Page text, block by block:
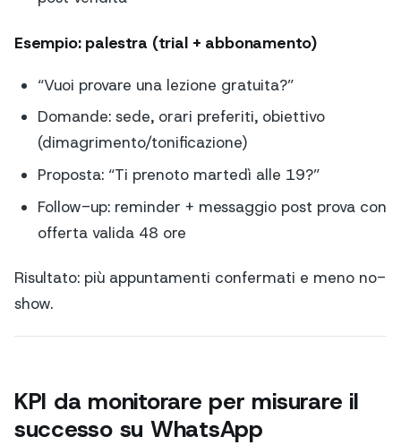
Esempio: palestra (trial + abbonamento)
“Vuoi provare una lezione gratuita?”
Domande: sede, orari preferiti, obiettivo
(dimagrimento/tonificazione)
Proposta: “Ti prenoto martedì alle 19?”
Follow-up: reminder + messaggio post prova con
offerta valida 48 ore
Risultato: più appuntamenti confermati e meno no-
show.
KPI da monitorare per misurare il
successo su WhatsApp